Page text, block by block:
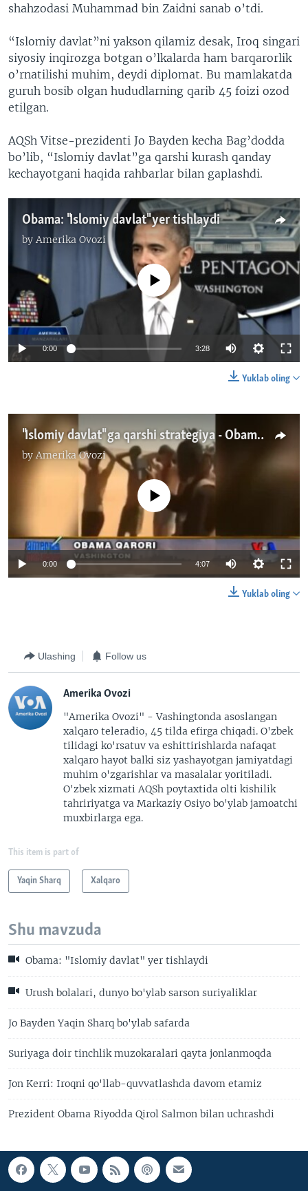
shahzodasi Muhammad bin Zaidni sanab o’tdi.
“Islomiy davlat”ni yakson qilamiz desak, Iroq singari
siyosiy inqirozga botgan o’lkalarda ham barqarorlik
o’rnatilishi muhim, deydi diplomat. Bu mamlakatda
guruh bosib olgan hududlarning qarib 45 foizi ozod
etilgan.
AQSh Vitse-prezidenti Jo Bayden kecha Bag’dodda
bo’lib, “Islomiy davlat”ga qarshi kurash qanday
kechayotgani haqida rahbarlar bilan gaplashdi.
Obama: "Islomiy davlat" yer tishlaydi
by Amerika Ovozi
No media source currently available
0:00 3:28
Yuklab oling
"Islomiy davlat" ga qarshi strategiya - Obama/ISIL
byAmerika Ovozi
No media source currently available
0:00 4:07
Yuklab oling
Ulashing Follow us
Amerika Ovozi
"Amerika Ovozi" - Vashingtonda asoslangan
xalqaro teleradio, 45 tilda efirga chiqadi. O'zbek
tilidagi ko'rsatuv va eshittirishlarda nafaqat
xalqaro hayot balki siz yashayotgan jamiyatdagi
muhim o'zgarishlar va masalalar yoritiladi.
O'zbek xizmati AQSh poytaxtida olti kishilik
tahririyatga va Markaziy Osiyo bo'ylab jamoatchi
muxbirlarga ega.
This item is part of
Yaqin Sharq Xalqaro
Shu mavzuda
Obama: "Islomiy davlat" yer tishlaydi
Urush bolalari, dunyo bo'ylab sarson suriyaliklar
Jo Bayden Yaqin Sharq bo'ylab safarda
Suriyaga doir tinchlik muzokaralari qayta jonlanmoqda
Jon Kerri: Iroqni qo'llab-quvvatlashda davom etamiz
Prezident Obama Riyodda Qirol Salmon bilan uchrashdi